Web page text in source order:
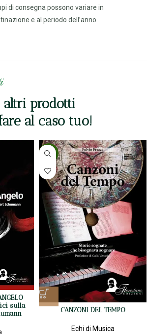
di consegna possono variare in
e al periodo dell’anno.
altri prodotti
al caso tuo!
sulla
-5%
CANZONI DEL TEMPO
Echi di Musica